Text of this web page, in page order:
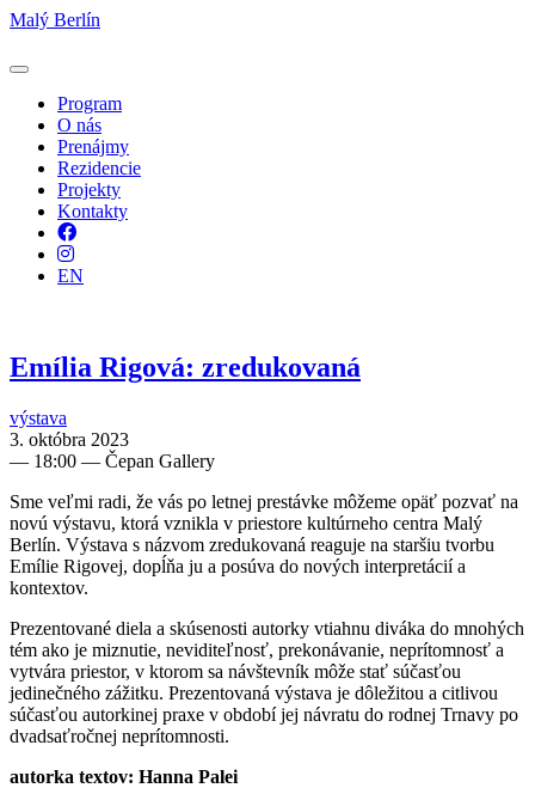
Malý Berlín
Program
O nás
Prenájmy
Rezidencie
Projekty
Kontakty
Facebook
Instagram
EN
Emília Rigová: zredukovaná
výstava
3. októbra 2023
— 18:00 — Čepan Gallery
Sme veľmi radi, že vás po letnej prestávke môžeme opäť pozvať na
novú výstavu, ktorá vznikla v priestore kultúrneho centra Malý
Berlín. Výstava s názvom zredukovaná reaguje na staršiu tvorbu
Emílie Rigovej, dopĺňa ju a posúva do nových interpretácií a
kontextov.
Prezentované diela a skúsenosti autorky vtiahnu diváka do mnohých
tém ako je miznutie, neviditeľnosť, prekonávanie, neprítomnosť a
vytvára priestor, v ktorom sa návštevník môže stať súčasťou
jedinečného zážitku. Prezentovaná výstava je dôležitou a citlivou
súčasťou autorkinej praxe v období jej návratu do rodnej Trnavy po
dvadsaťročnej neprítomnosti.
autorka textov: Hanna Palei